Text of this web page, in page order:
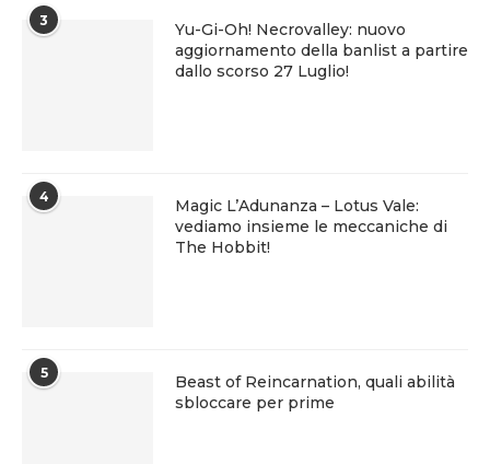
3
Yu-Gi-Oh! Necrovalley: nuovo
aggiornamento della banlist a partire
dallo scorso 27 Luglio!
4
Magic L’Adunanza – Lotus Vale:
vediamo insieme le meccaniche di
The Hobbit!
5
Beast of Reincarnation, quali abilità
sbloccare per prime